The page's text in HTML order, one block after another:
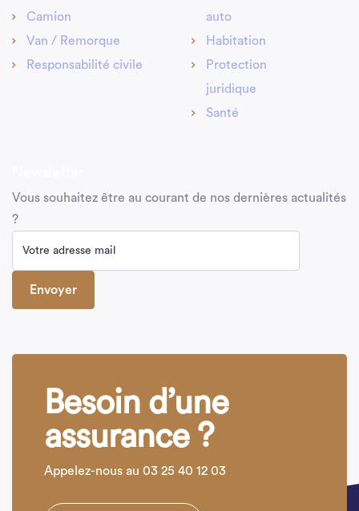
Camion
Van / Remorque
Responsabilité civile
auto
Habitation
Protection
juridique
Santé
Vous souhaitez être au courant de nos dernières actualités
?
Besoin d’une
assurance ?
Appelez-nous au 03 25 40 12 03